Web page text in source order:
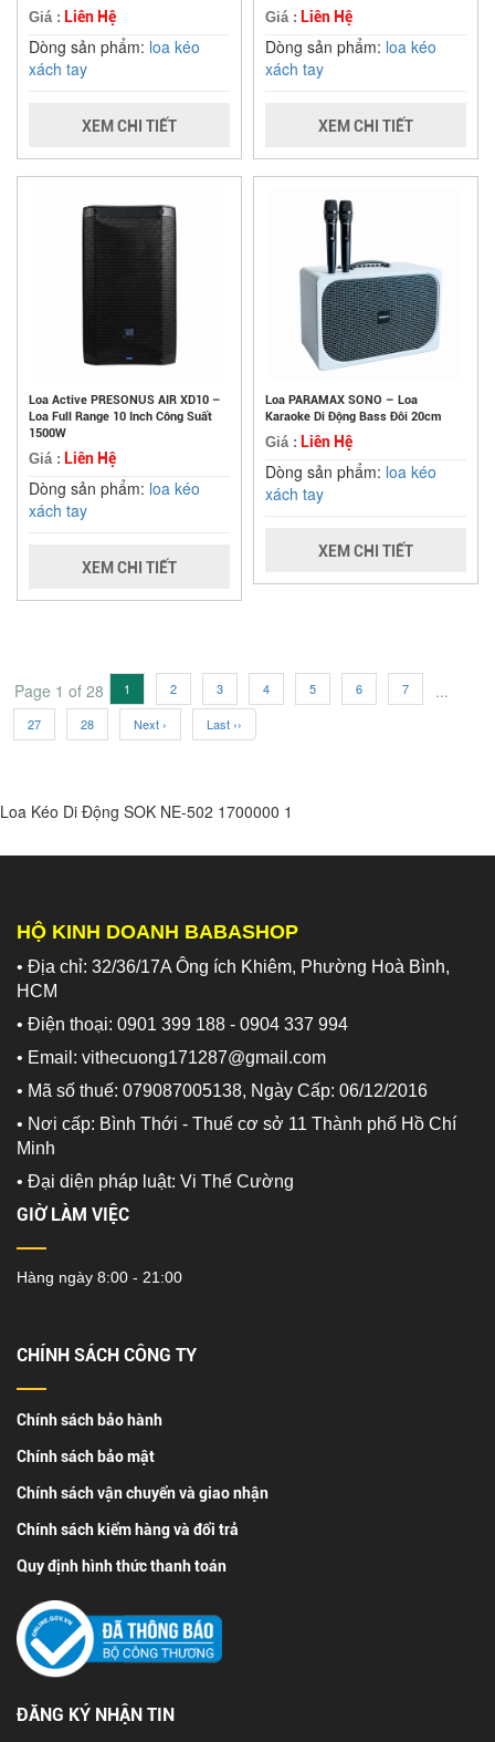
Giá : Liên Hệ
Dòng sản phẩm: loa kéo
xách tay
XEM CHI TIẾT
Giá : Liên Hệ
Dòng sản phẩm: loa kéo
xách tay
XEM CHI TIẾT
Loa Active PRESONUS AIR XD10 –
Loa Full Range 10 Inch Công Suất
1500W
Giá : Liên Hệ
Dòng sản phẩm: loa kéo
xách tay
XEM CHI TIẾT
Loa PARAMAX SONO – Loa
Karaoke Di Động Bass Đôi 20cm
Giá : Liên Hệ
Dòng sản phẩm: loa kéo
xách tay
XEM CHI TIẾT
Page 1 of 28 1 2 3 4 5 6 7 ...
27 28 Next › Last ››
Loa Kéo Di Động SOK NE-502 1700000 1
HỘ KINH DOANH BABASHOP
• Địa chỉ: 32/36/17A Ông ích Khiêm, Phường Hoà Bình,
HCM
• Điện thoại: 0901 399 188 - 0904 337 994
• Email: vithecuong171287@gmail.com
• Mã số thuế: 079087005138, Ngày Cấp: 06/12/2016
• Nơi cấp: Bình Thới - Thuế cơ sở 11 Thành phố Hồ Chí
Minh
• Đại diện pháp luật: Vi Thế Cường
GIỜ LÀM VIỆC
Hàng ngày 8:00 - 21:00
CHÍNH SÁCH CÔNG TY
Chính sách bảo hành
Chính sách bảo mật
Chính sách vận chuyển và giao nhận
Chính sách kiểm hàng và đổi trả
Quy định hình thức thanh toán
ĐĂNG KÝ NHẬN TIN